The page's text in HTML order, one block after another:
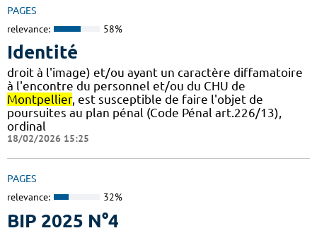
PAGES
relevance: 58%
Identité
droit à l'image) et/ou ayant un caractère diffamatoire
à l'encontre du personnel et/ou du CHU de
Montpellier, est susceptible de faire l'objet de
poursuites au plan pénal (Code Pénal art.226/13),
ordinal
18/02/2026 15:25
PAGES
relevance: 32%
BIP 2025 N°4